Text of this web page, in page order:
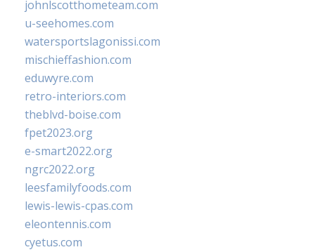
johnlscotthometeam.com
u-seehomes.com
watersportslagonissi.com
mischieffashion.com
eduwyre.com
retro-interiors.com
theblvd-boise.com
fpet2023.org
e-smart2022.org
ngrc2022.org
leesfamilyfoods.com
lewis-lewis-cpas.com
eleontennis.com
cyetus.com